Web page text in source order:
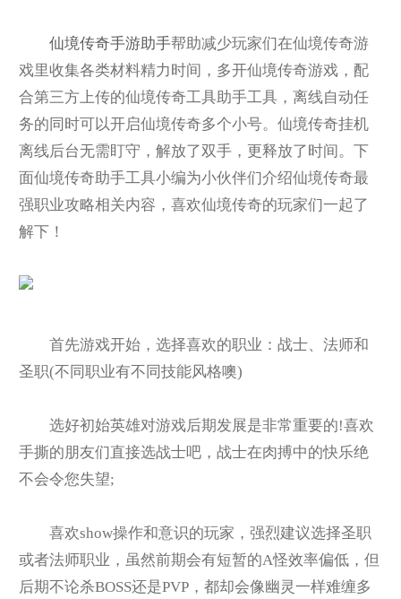
仙境传奇手游助手帮助减少玩家们在仙境传奇游
戏里收集各类材料精力时间，多开仙境传奇游戏，配
合第三方上传的仙境传奇工具助手工具，离线自动任
务的同时可以开启仙境传奇多个小号。仙境传奇挂机
离线后台无需盯守，解放了双手，更释放了时间。下
面仙境传奇助手工具小编为小伙伴们介绍仙境传奇最
强职业攻略相关内容，喜欢仙境传奇的玩家们一起了
解下！
首先游戏开始，选择喜欢的职业：战士、法师和
圣职(不同职业有不同技能风格噢)
选好初始英雄对游戏后期发展是非常重要的!喜欢
手撕的朋友们直接选战士吧，战士在肉搏中的快乐绝
不会令您失望;
喜欢show操作和意识的玩家，强烈建议选择圣职
或者法师职业，虽然前期会有短暂的A怪效率偏低，但
后期不论杀BOSS还是PVP，都却会像幽灵一样难缠多